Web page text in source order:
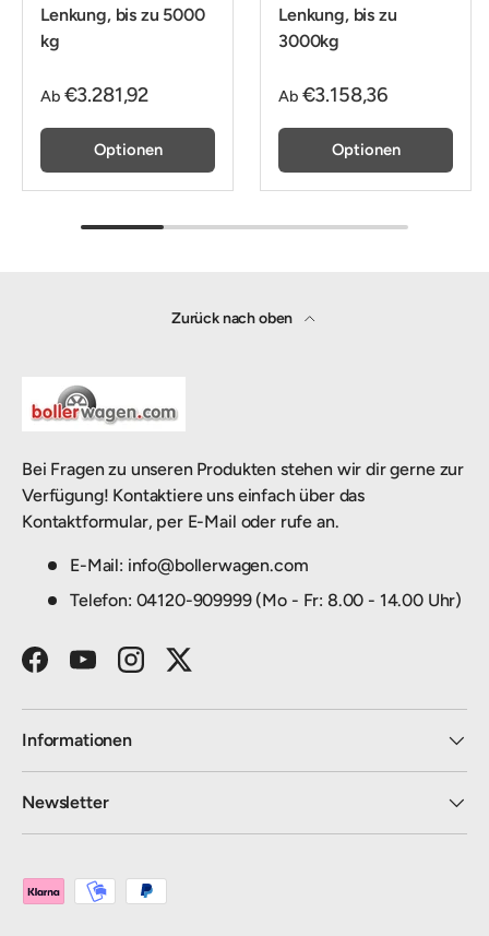
Lenkung, bis zu 5000
kg
Ab €3.281,92
Optionen
Lenkung, bis zu
3000kg
Ab €3.158,36
Optionen
Zurück nach oben
Bei Fragen zu unseren Produkten stehen wir dir gerne zur
Verfügung! Kontaktiere uns einfach über das
Kontaktformular, per E-Mail oder rufe an.
E-Mail: info@bollerwagen.com
Telefon: 04120-909999 (Mo - Fr: 8.00 - 14.00 Uhr)
FacebookYouTubeInstagramTwitter
Informationen
Newsletter
Zahlungsmethoden